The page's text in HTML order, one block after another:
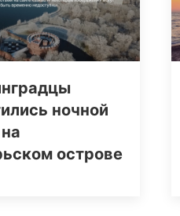
ночной
острове